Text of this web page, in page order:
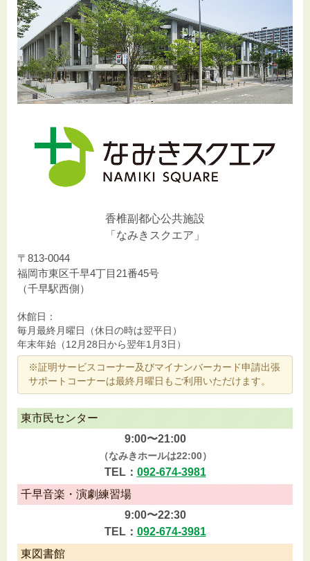
香椎副都心公共施設
「なみきスクエア」
〒813-0044
福岡市東区千早4丁目21番45号
（千早駅西側）
休館日：
毎月最終月曜日（休日の時は翌平日）
年末年始（12月28日から翌年1月3日）
※証明サービスコーナー及びマイナンバーカード申請出張
サポートコーナーは最終月曜日もご利用いただけます。
東市民センター
9:00〜21:00
（なみきホールは22:00）
TEL： 092-674-3981
千早音楽・演劇練習場
9:00〜22:30
TEL： 092-674-3981
東図書館